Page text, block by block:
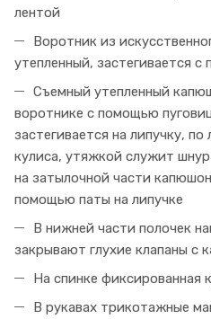
лентой
Воротник из
утепленный, застегивается
Съемный утепленный
воротнике с помощью
застегивается на липучку,
кулиса, утяжкой служит
на затылочной части
помощью паты на липучке
В нижней части полочек
закрывают глухие клапаны с
На спинке фиксированная
В рукавах трикотажные